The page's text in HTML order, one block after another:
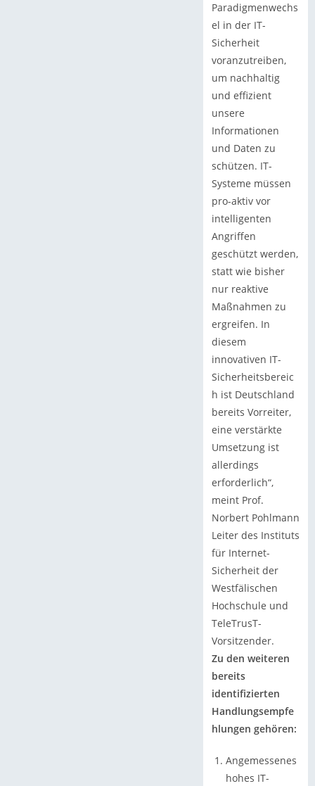
Paradigmenwechs
el in der IT-
Sicherheit
voranzutreiben,
um nachhaltig
und effizient
unsere
Informationen
und Daten zu
schützen. IT-
Systeme müssen
pro-aktiv vor
intelligenten
Angriffen
geschützt werden,
statt wie bisher
nur reaktive
Maßnahmen zu
ergreifen. In
diesem
innovativen IT-
Sicherheitsbereic
h ist Deutschland
bereits Vorreiter,
eine verstärkte
Umsetzung ist
allerdings
erforderlich“,
meint Prof.
Norbert Pohlmann
Leiter des Instituts
für Internet-
Sicherheit der
Westfälischen
Hochschule und
TeleTrusT-
Vorsitzender.
Zu den weiteren
bereits
identifizierten
Handlungsempfe
hlungen gehören:
Angemessenes
hohes IT-